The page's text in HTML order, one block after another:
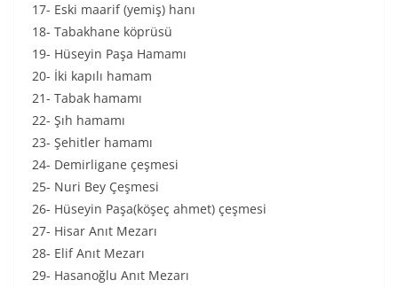
17- Eski maarif (yemiş) hanı
18- Tabakhane köprüsü
19- Hüseyin Paşa Hamamı
20- İki kapılı hamam
21- Tabak hamamı
22- Şıh hamamı
23- Şehitler hamamı
24- Demirligane çeşmesi
25- Nuri Bey Çeşmesi
26- Hüseyin Paşa(köşeç ahmet) çeşmesi
27- Hisar Anıt Mezarı
28- Elif Anıt Mezarı
29- Hasanoğlu Anıt Mezarı